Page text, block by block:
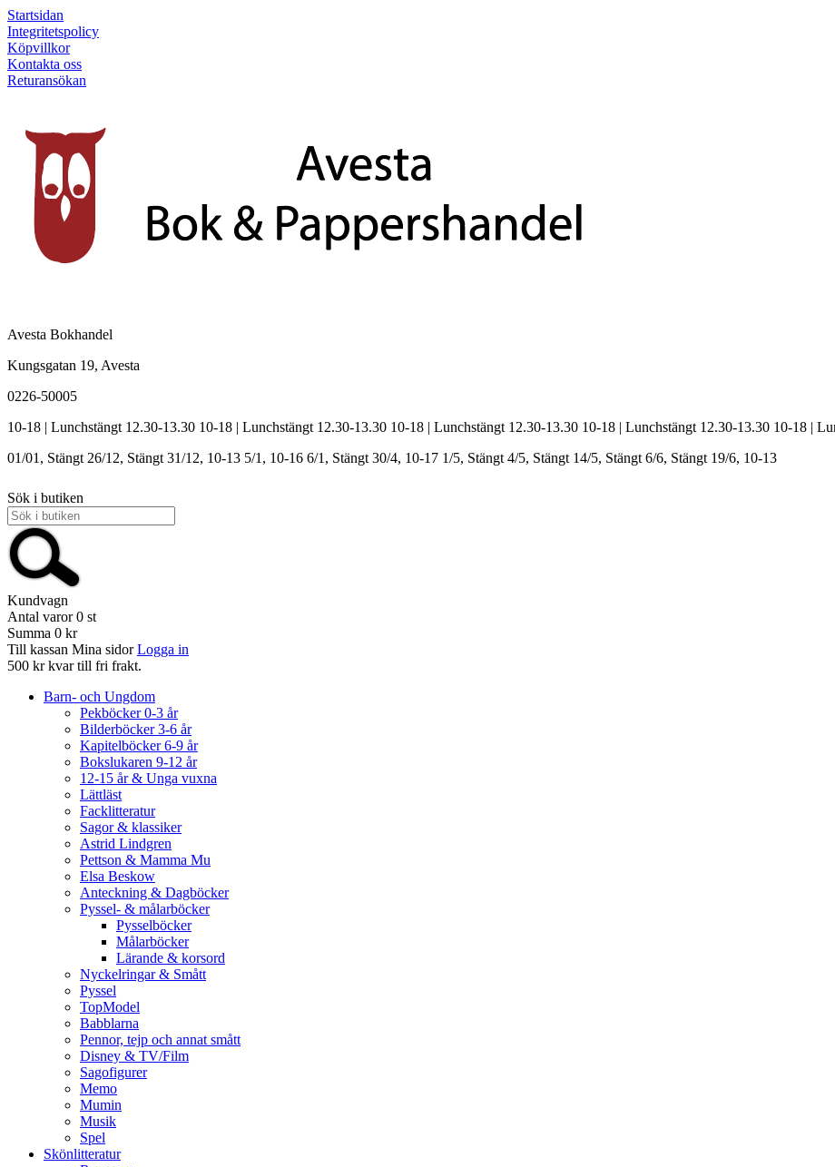
Startsidan
Integritetspolicy
Köpvillkor
Kontakta oss
Returansökan
Avesta Bokhandel
Kungsgatan 19, Avesta
0226-50005
10-18 | Lunchstängt 12.30-13.30 10-18 | Lunchstängt 12.30-13.30 10-18 | Lunchstängt 12.30-13.30 10-18 | Lunchstängt 12.30-13.30 10-18 |
01/01, Stängt 26/12, Stängt 31/12, 10-13 5/1, 10-16 6/1, Stängt 30/4, 10-17 1/5, Stängt 4/5, Stängt 14/5, Stängt 6/6, Stängt 19/6, 10-13
Sök i butiken
Kundvagn
Antal varor 0 st
Summa 0 kr
Till kassan Mina sidor Logga in
500 kr kvar till fri frakt.
Barn- och Ungdom
Pekböcker 0-3 år
Bilderböcker 3-6 år
Kapitelböcker 6-9 år
Bokslukaren 9-12 år
12-15 år & Unga vuxna
Lättläst
Facklitteratur
Sagor & klassiker
Astrid Lindgren
Pettson & Mamma Mu
Elsa Beskow
Anteckning & Dagböcker
Pyssel- & målarböcker
Pysselböcker
Målarböcker
Lärande & korsord
Nyckelringar & Smått
Pyssel
TopModel
Babblarna
Pennor, tejp och annat smått
Disney & TV/Film
Sagofigurer
Memo
Mumin
Musik
Spel
Skönlitteratur